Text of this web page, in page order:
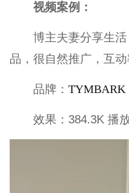
视频案例：
博主夫妻分享生
品，很自然推广，互动
品牌： TYMBARK
效果：384.3K 播